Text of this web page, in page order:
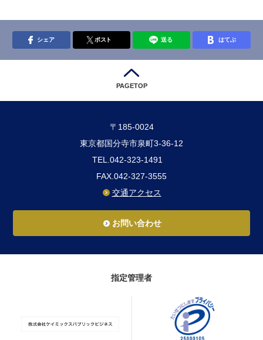
シェア ポスト 送る はてぶ
PAGETOP
〒185-0024
東京都国分寺市泉町3-36-12
TEL.042-323-1491
FAX.042-327-3555
交通アクセス
お問い合わせ
指定管理者